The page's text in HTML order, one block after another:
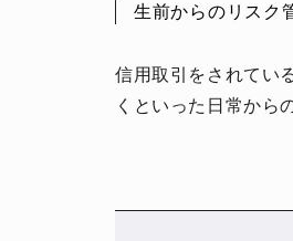
生前からのリスク
信用取引をされてい
くといった日常から